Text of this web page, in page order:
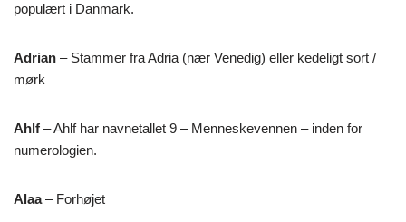
populært i Danmark.
Adrian – Stammer fra Adria (nær Venedig) eller kedeligt sort /
mørk
Ahlf – Ahlf har navnetallet 9 – Menneskevennen – inden for
numerologien.
Alaa– Forhøjet